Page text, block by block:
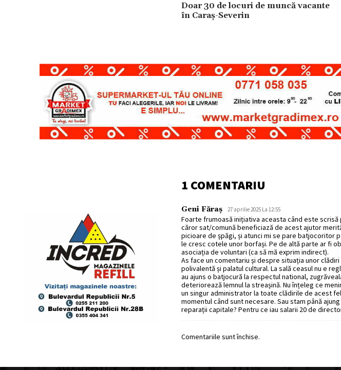
Doar 30 de locuri de muncă vacante
în Caraș-Severin
1 COMENTARIU
Geni Făraș 27 aprilie 2025 La 12:55
Foarte frumoasă inițiativa aceasta când este
căror sat/comună beneficiază de acest ajutor
picioare de șpăgi, și atunci mi se pare batjocoritor
le cresc cotele unor borfași. Pe de altă parte ar fi
asociația de voluntari (ca să mă exprim indirect).
As face un comentariu și despre situația unor
polivalentă și palatul cultural. La sală ceasul nu e
au ajuns o batjocură la respectul national,
deteriorează lemnul la streașină. Nu înțeleg ce
un singur administrator la toate clădirile de acest
momentul când sunt necesare. Sau stam până
reparații capitale? Pentru ce iau salarii 20 de
Comentariile sunt închise.